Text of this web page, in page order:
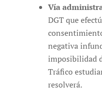
Vía
DGT que
negativa
imposibilidad
Tráfico
resolverá.